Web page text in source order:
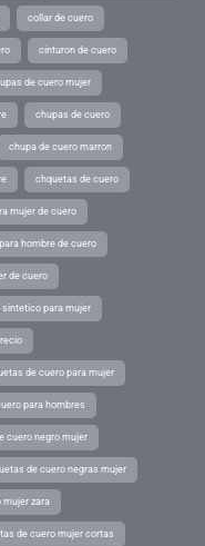
collar de cuero
cinturon de cuero
de cuero mujer
chupas de cuero
chupa de cuero marron
chquetas de cuero
mujer de cuero
hombre de cuero
de cuero
para mujer
de cuero para mujer
para hombres
cuero negro mujer
de cuero negras mujer
mujer zara
de cuero mujer cortas